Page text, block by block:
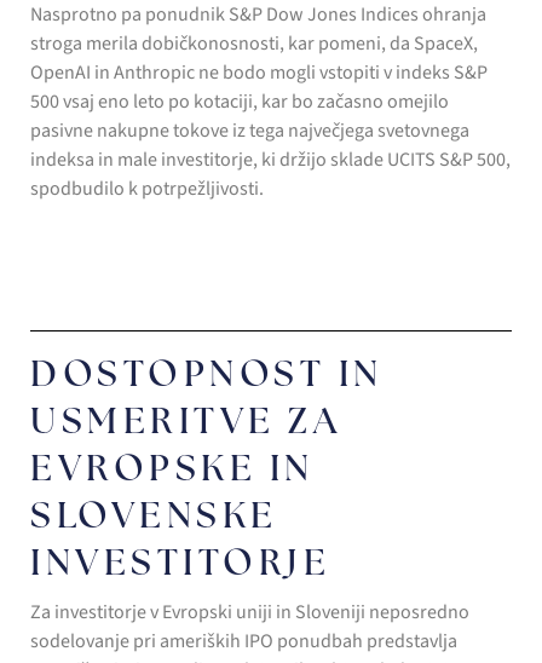
Nasprotno pa ponudnik S&P Dow Jones Indices ohranja
stroga merila dobičkonosnosti, kar pomeni, da SpaceX,
OpenAI in Anthropic ne bodo mogli vstopiti v indeks S&P
500 vsaj eno leto po kotaciji, kar bo začasno omejilo
pasivne nakupne tokove iz tega največjega svetovnega
indeksa in male investitorje, ki držijo sklade UCITS S&P 500,
spodbudilo k potrpežljivosti.
DOSTOPNOST IN
USMERITVE ZA
EVROPSKE IN
SLOVENSKE
INVESTITORJE
Za investitorje v Evropski uniji in Sloveniji neposredno
sodelovanje pri ameriških IPO ponudbah predstavlja